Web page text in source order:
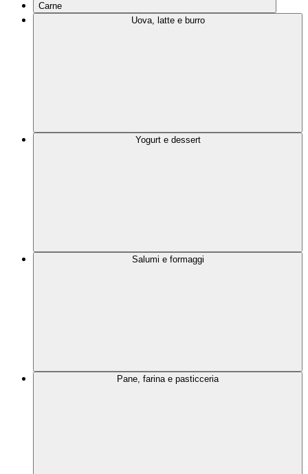
Carne
Uova, latte e burro
Yogurt e dessert
Salumi e formaggi
Pane, farina e pasticceria